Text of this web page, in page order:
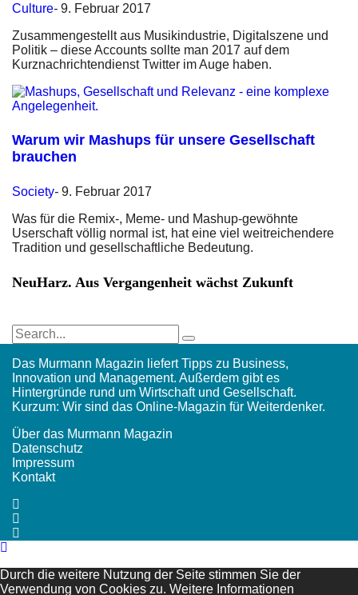
Culture- 9. Februar 2017
Zusammengestellt aus Musikindustrie, Digitalszene und
Politik – diese Accounts sollte man 2017 auf dem
Kurznachrichtendienst Twitter im Auge haben.
Warum wir Mashups für unsere Gesellschaft
brauchen
Society- 9. Februar 2017
Was für die Remix-, Meme- und Mashup-gewöhnte
Userschaft völlig normal ist, hat eine viel weitreichendere
Tradition und gesellschaftliche Bedeutung.
NeuHarz. Aus Vergangenheit wächst Zukunft
Das Murmann Magazin liefert Tipps zu Business,
Innovation und Management. Außerdem gibt es
Hintergründe rund um Wirtschaft und Gesellschaft.
Kurzum: Wir sind das Online-Magazin für Weiterdenker.
Über das Murmann Magazin
Datenschutz
Impressum
Kontakt
Durch die weitere Nutzung der Seite stimmen Sie der
Verwendung von Cookies zu. Weitere Informationen